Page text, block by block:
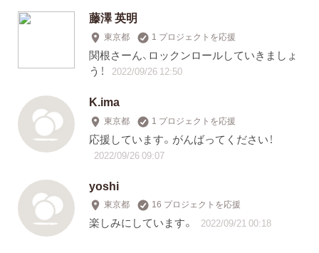
藤澤 英明
東京都 1 プロジェクトを応援
関根さーん、ロックンロールしていきましょ
う！
2022/09/26 12:50
K.ima
東京都 1 プロジェクトを応援
応援しています。がんばってください！
2022/09/26 09:07
yoshi
東京都 16 プロジェクトを応援
楽しみにしています。 2022/09/21 00:18